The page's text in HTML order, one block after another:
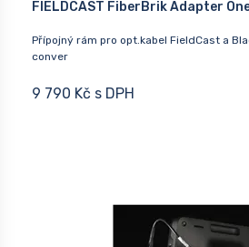
FIELDCAST FiberBrik Adapter
Přípojný rám pro opt.kabel FieldCast a
conver
9 790 Kč s DPH